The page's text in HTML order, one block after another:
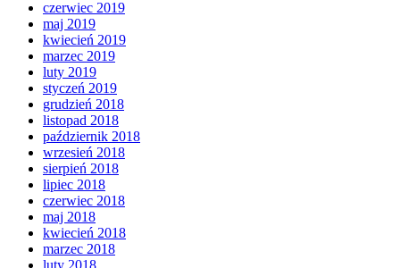
czerwiec 2019
maj 2019
kwiecień 2019
marzec 2019
luty 2019
styczeń 2019
grudzień 2018
listopad 2018
październik 2018
wrzesień 2018
sierpień 2018
lipiec 2018
czerwiec 2018
maj 2018
kwiecień 2018
marzec 2018
luty 2018